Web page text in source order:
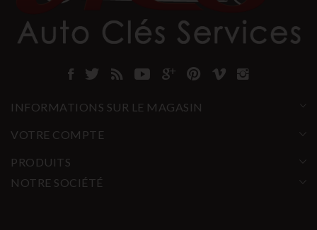
INFORMATIONS SUR LE MAGASIN
VOTRE COMPTE
PRODUITS
NOTRE SOCIÉTÉ